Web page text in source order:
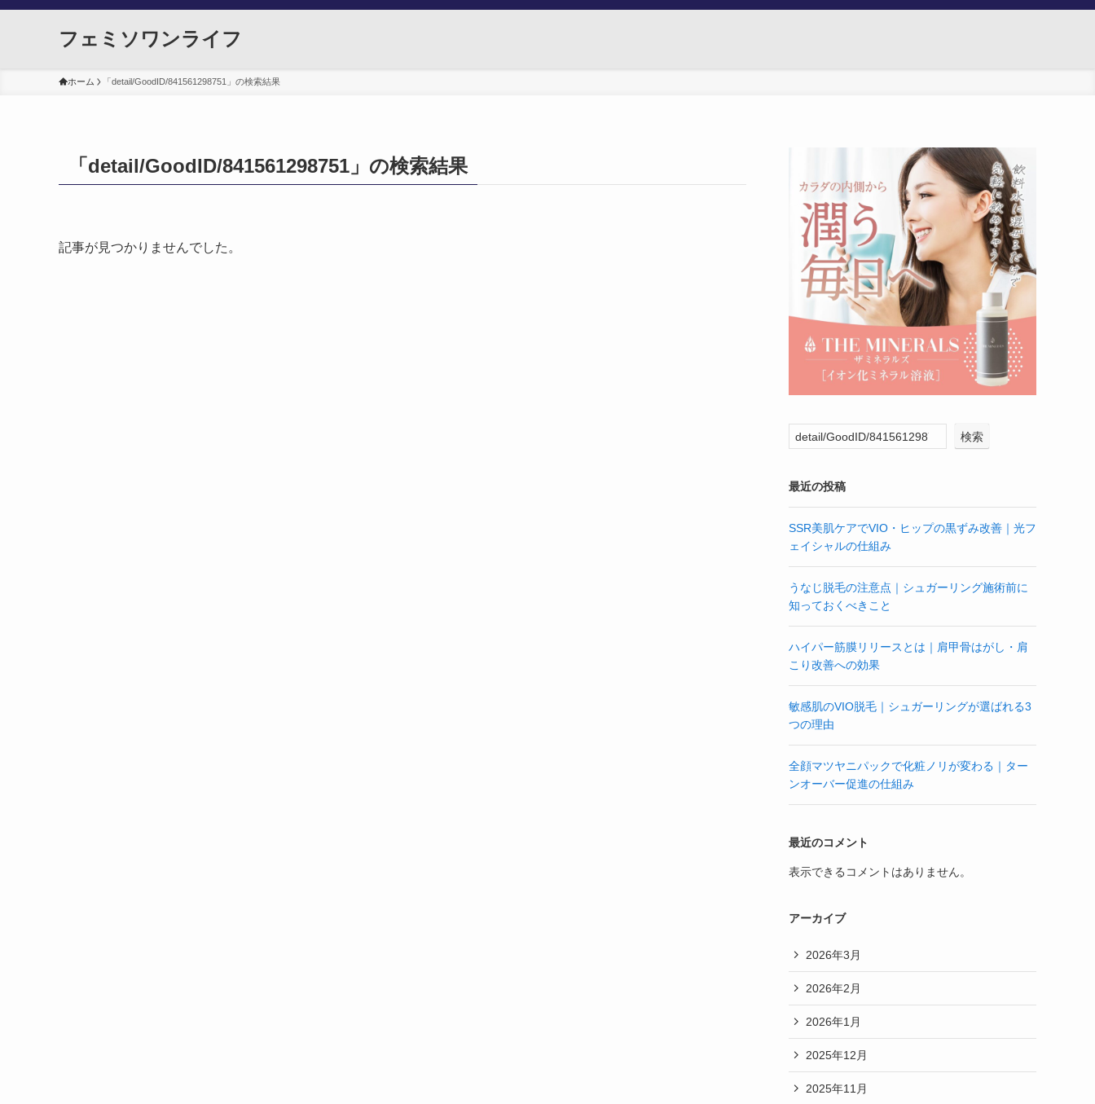
フェミソワンライフ
ホーム 「detail/GoodID/841561298751」の検索結果
「detail/GoodID/841561298751」の検索結果
記事が見つかりませんでした。
検索
最近の投稿
SSR美肌ケアでVIO・ヒップの黒ずみ改善｜光フ
ェイシャルの仕組み
うなじ脱毛の注意点｜シュガーリング施術前に
知っておくべきこと
ハイパー筋膜リリースとは｜肩甲骨はがし・肩
こり改善への効果
敏感肌のVIO脱毛｜シュガーリングが選ばれる3
つの理由
全顔マツヤニパックで化粧ノリが変わる｜ター
ンオーバー促進の仕組み
最近のコメント
表示できるコメントはありません。
アーカイブ
2026年3月
2026年2月
2026年1月
2025年12月
2025年11月